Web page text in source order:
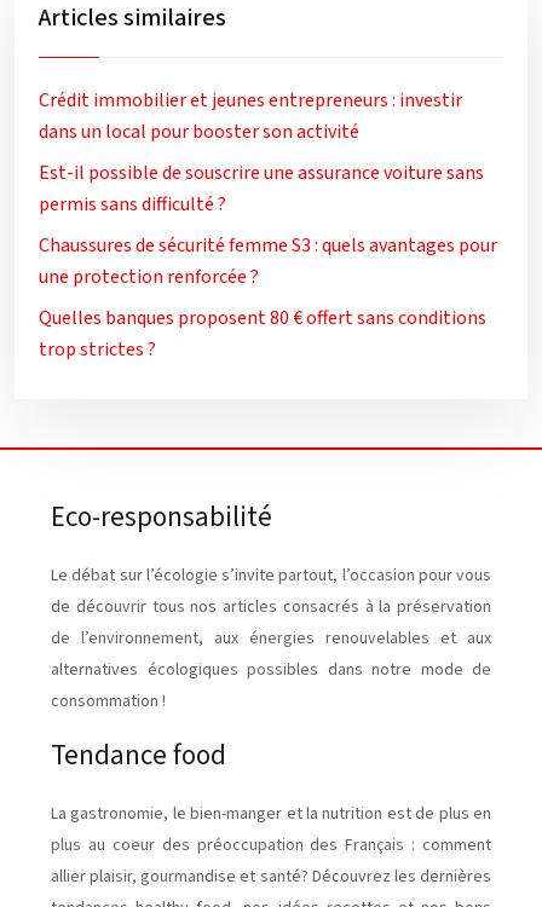
Articles similaires
Crédit immobilier et jeunes entrepreneurs : investir
dans un local pour booster son activité
Est-il possible de souscrire une assurance voiture sans
permis sans difficulté ?
Chaussures de sécurité femme S3 : quels avantages pour
une protection renforcée ?
Quelles banques proposent 80 € offert sans conditions
trop strictes ?
Eco-responsabilité
Le débat sur l’écologie s’invite partout, l’occasion pour vous
de découvrir tous nos articles consacrés à la préservation
de l’environnement, aux énergies renouvelables et aux
alternatives écologiques possibles dans notre mode de
consommation !
Tendance food
La gastronomie, le bien-manger et la nutrition est de plus en
plus au coeur des préoccupation des Français : comment
allier plaisir, gourmandise et santé? Découvrez les dernières